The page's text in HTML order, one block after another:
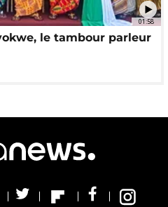
01:58
le tambour parleur